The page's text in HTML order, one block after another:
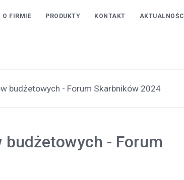
O FIRMIE PRODUKTY KONTAKT AKTUALNOŚCI
budżetowych - Forum Skarbników 2024
- Forum